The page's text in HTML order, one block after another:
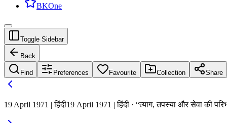
BKOne
Toggle Sidebar
Back
Find Preferences Favourite Collection Share
19 April 1971 | हिंदी19 April 1971 | हिंदी · “त्याग, तपस्या और सेवा की